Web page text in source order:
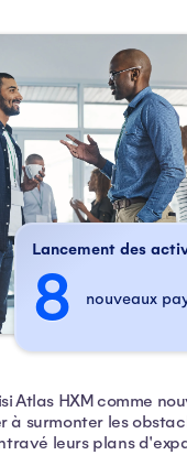
Lancement des
8 nouveaux
Atlas HXM comme
à surmonter les
leurs plans